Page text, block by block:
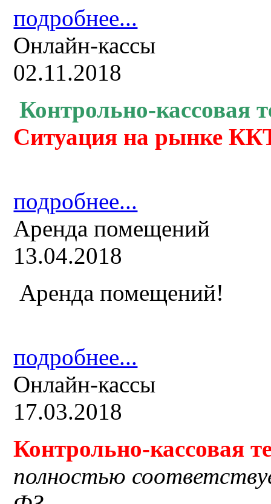
подробнее...
Онлайн-кассы
02.11.2018
Контрольно-кассовая
Ситуация на рынке
подробнее...
Аренда помещений
13.04.2018
Аренда помещений!
подробнее...
Онлайн-кассы
17.03.2018
Контрольно-кассовая
полностью